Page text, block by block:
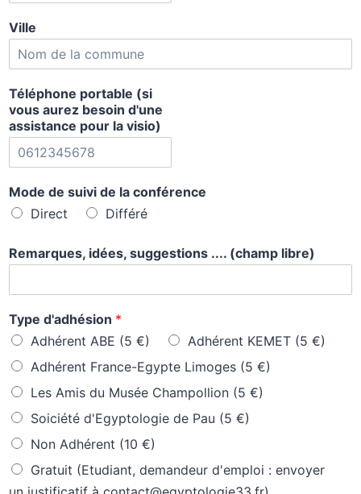
Ville
Téléphone portable (si
vous aurez besoin d'une
assistance pour la visio)
Mode de suivi de la conférence
Direct
Différé
Remarques, idées, suggestions .... (champ libre)
Type d'adhésion *
Adhérent ABE (5 €)
Adhérent KEMET (5 €)
Adhérent France-Egypte Limoges (5 €)
Les Amis du Musée Champollion (5 €)
Soiciété d'Egyptologie de Pau (5 €)
Non Adhérent (10 €)
Gratuit (Etudiant, demandeur d'emploi : envoyer